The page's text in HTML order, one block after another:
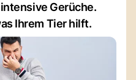
Gerüche.
Ihrem Tier hilft.